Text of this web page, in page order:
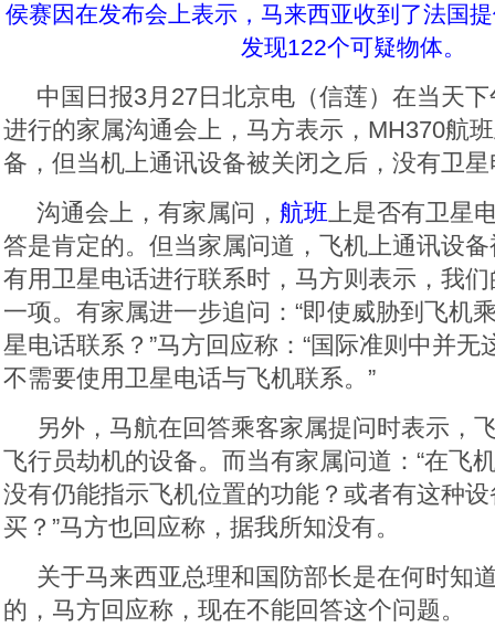
侯赛因在发布会上表示，马来西亚收到了法国
发现122个可疑物体。
中国日报3月27日北京电（信莲）在当天
进行的家属沟通会上，马方表示，MH370航
备，但当机上通讯设备被关闭之后，没有卫
沟通会上，有家属问， 航班上是否有卫星
答是肯定的。但当家属问道，飞机上通讯设
有用卫星电话进行联系时，马方则表示，我
一项。有家属进一步追问：“即使威胁到飞机
星电话联系？”马方回应称：“国际准则中并无
不需要使用卫星电话与飞机联系。”
另外，马航在回答乘客家属提问时表示，
飞行员劫机的设备。而当有家属问道：“在飞
没有仍能指示飞机位置的功能？或者有这种
买？”马方也回应称，据我所知没有。
关于马来西亚总理和国防部长是在何时知
的，马方回应称，现在不能回答这个问题。